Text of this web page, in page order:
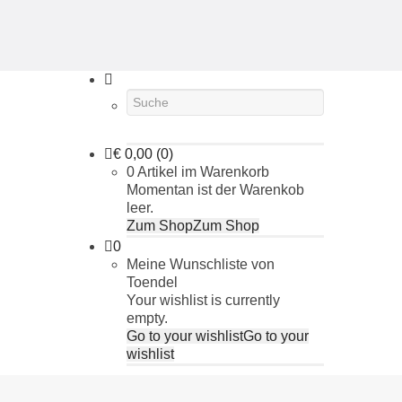
€ 0,00 (0)
0 Artikel im Warenkorb
Momentan ist der Warenkob
leer.
Zum ShopZum Shop
0
Meine Wunschliste von
Toendel
Your wishlist is currently
empty.
Go to your wishlistGo to your
wishlist